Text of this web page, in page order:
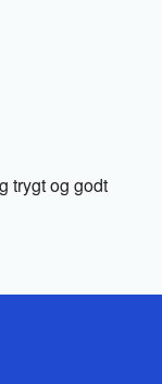
trygt og godt